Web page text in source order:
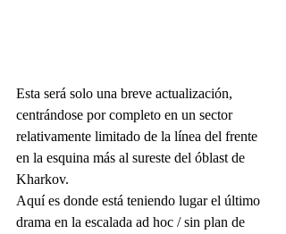
Esta será solo una breve actualización,
centrándose por completo en un sector
relativamente limitado de la línea del frente
en la esquina más al sureste del óblast de
Kharkov.
Aquí es donde está teniendo lugar el último
drama en la escalada ad hoc / sin plan de